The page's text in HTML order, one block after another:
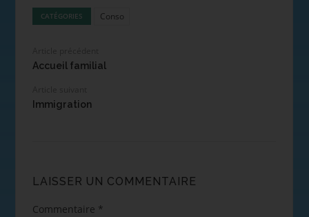
CATÉGORIES Conso
Accueil familial
Immigration
LAISSER UN COMMENTAIRE
Commentaire *